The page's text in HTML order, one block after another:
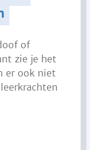
of
zie je het
er ook niet